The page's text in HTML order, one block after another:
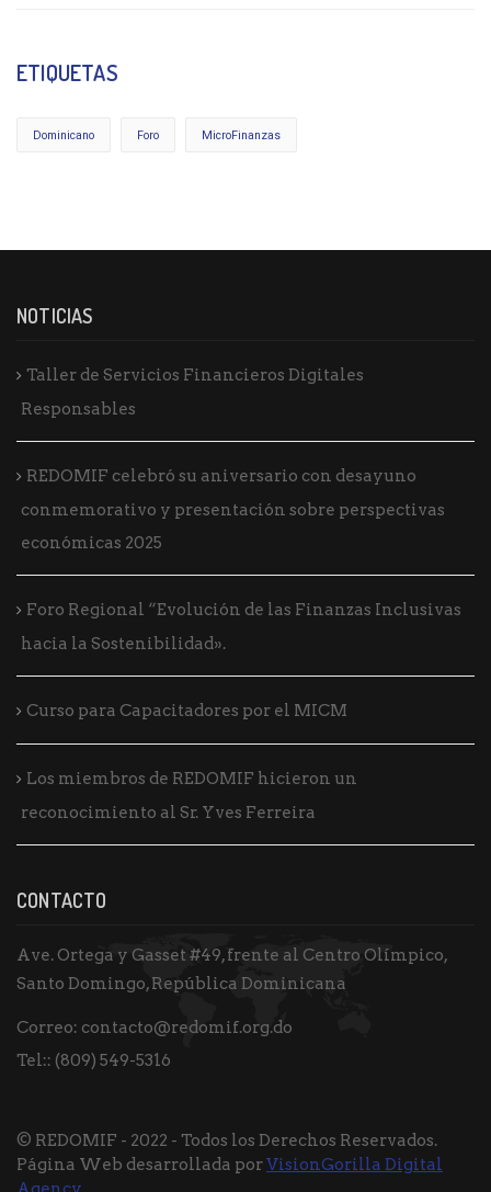
ETIQUETAS
Dominicano Foro MicroFinanzas
NOTICIAS
Taller de Servicios Financieros Digitales
Responsables
REDOMIF celebró su aniversario con desayuno
conmemorativo y presentación sobre perspectivas
económicas 2025
Foro Regional “Evolución de las Finanzas Inclusivas
hacia la Sostenibilidad».
Curso para Capacitadores por el MICM
Los miembros de REDOMIF hicieron un
reconocimiento al Sr. Yves Ferreira
CONTACTO
Ave. Ortega y Gasset #49, frente al Centro Olímpico,
Santo Domingo, República Dominicana
Correo: contacto@redomif.org.do
Tel:: (809) 549-5316
© REDOMIF - 2022 - Todos los Derechos Reservados.
Página Web desarrollada porVisionGorilla Digital